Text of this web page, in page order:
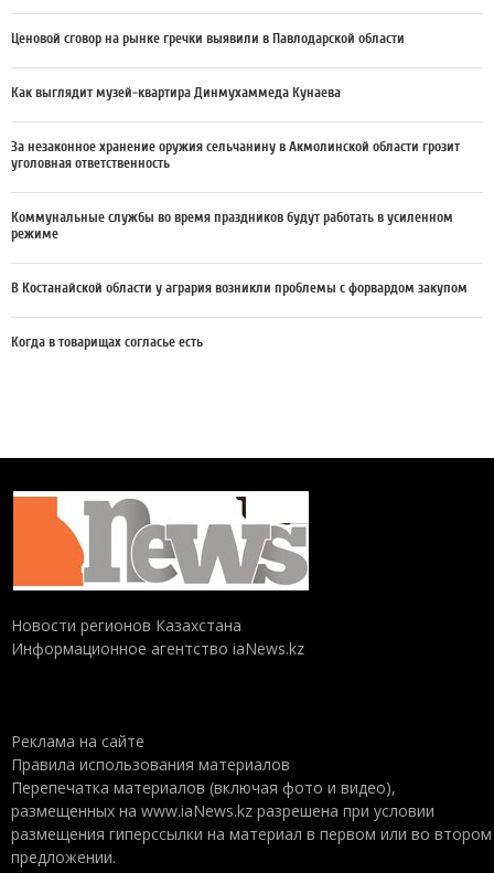
Ценовой сговор на рынке гречки выявили в Павлодарской области
Как выглядит музей-квартира Динмухаммеда Кунаева
За незаконное хранение оружия сельчанину в Акмолинской области грозит
уголовная ответственность
Коммунальные службы во время праздников будут работать в усиленном
режиме
В Костанайской области у агрария возникли проблемы с форвардом закупом
Когда в товарищах согласье есть
Новости регионов Казахстана
Информационное агентство iaNews.kz
Реклама на сайте
Правила использования материалов
Перепечатка материалов (включая фото и видео),
размещенных на www.iaNews.kz разрешена при условии
размещения гиперссылки на материал в первом или во втором
предложении.